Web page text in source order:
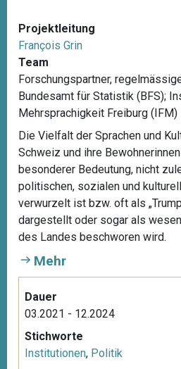
Projektleitung
François Grin
Team
Forschungspartner,
Bundesamt für Statistik (BFS);
Mehrsprachigkeit Freiburg (IFM)
Die Vielfalt der Sprachen und
Schweiz und ihre
besonderer Bedeutung, nicht
politischen, sozialen und
verwurzelt ist bzw. oft als
dargestellt oder sogar als
des Landes beschworen wird.
Mehr
Dauer
03.2021 - 12.2024
Stichworte
Institutionen, Politik